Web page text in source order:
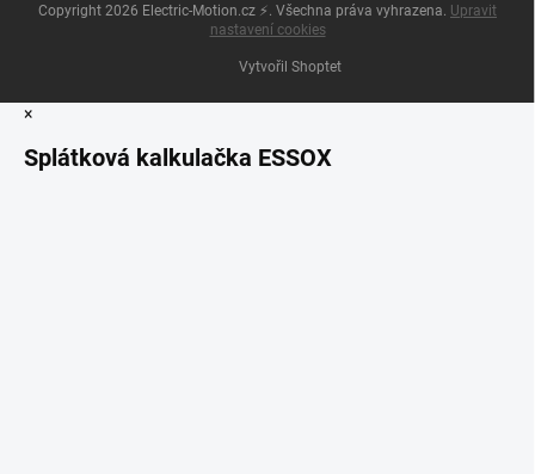
Vytvořil Shoptet
Copyright 2026 Electric-Motion.cz ⚡ . Všechna práva vyhrazena. Upravit
nastavení cookies
×
Splátková kalkulačka ESSOX